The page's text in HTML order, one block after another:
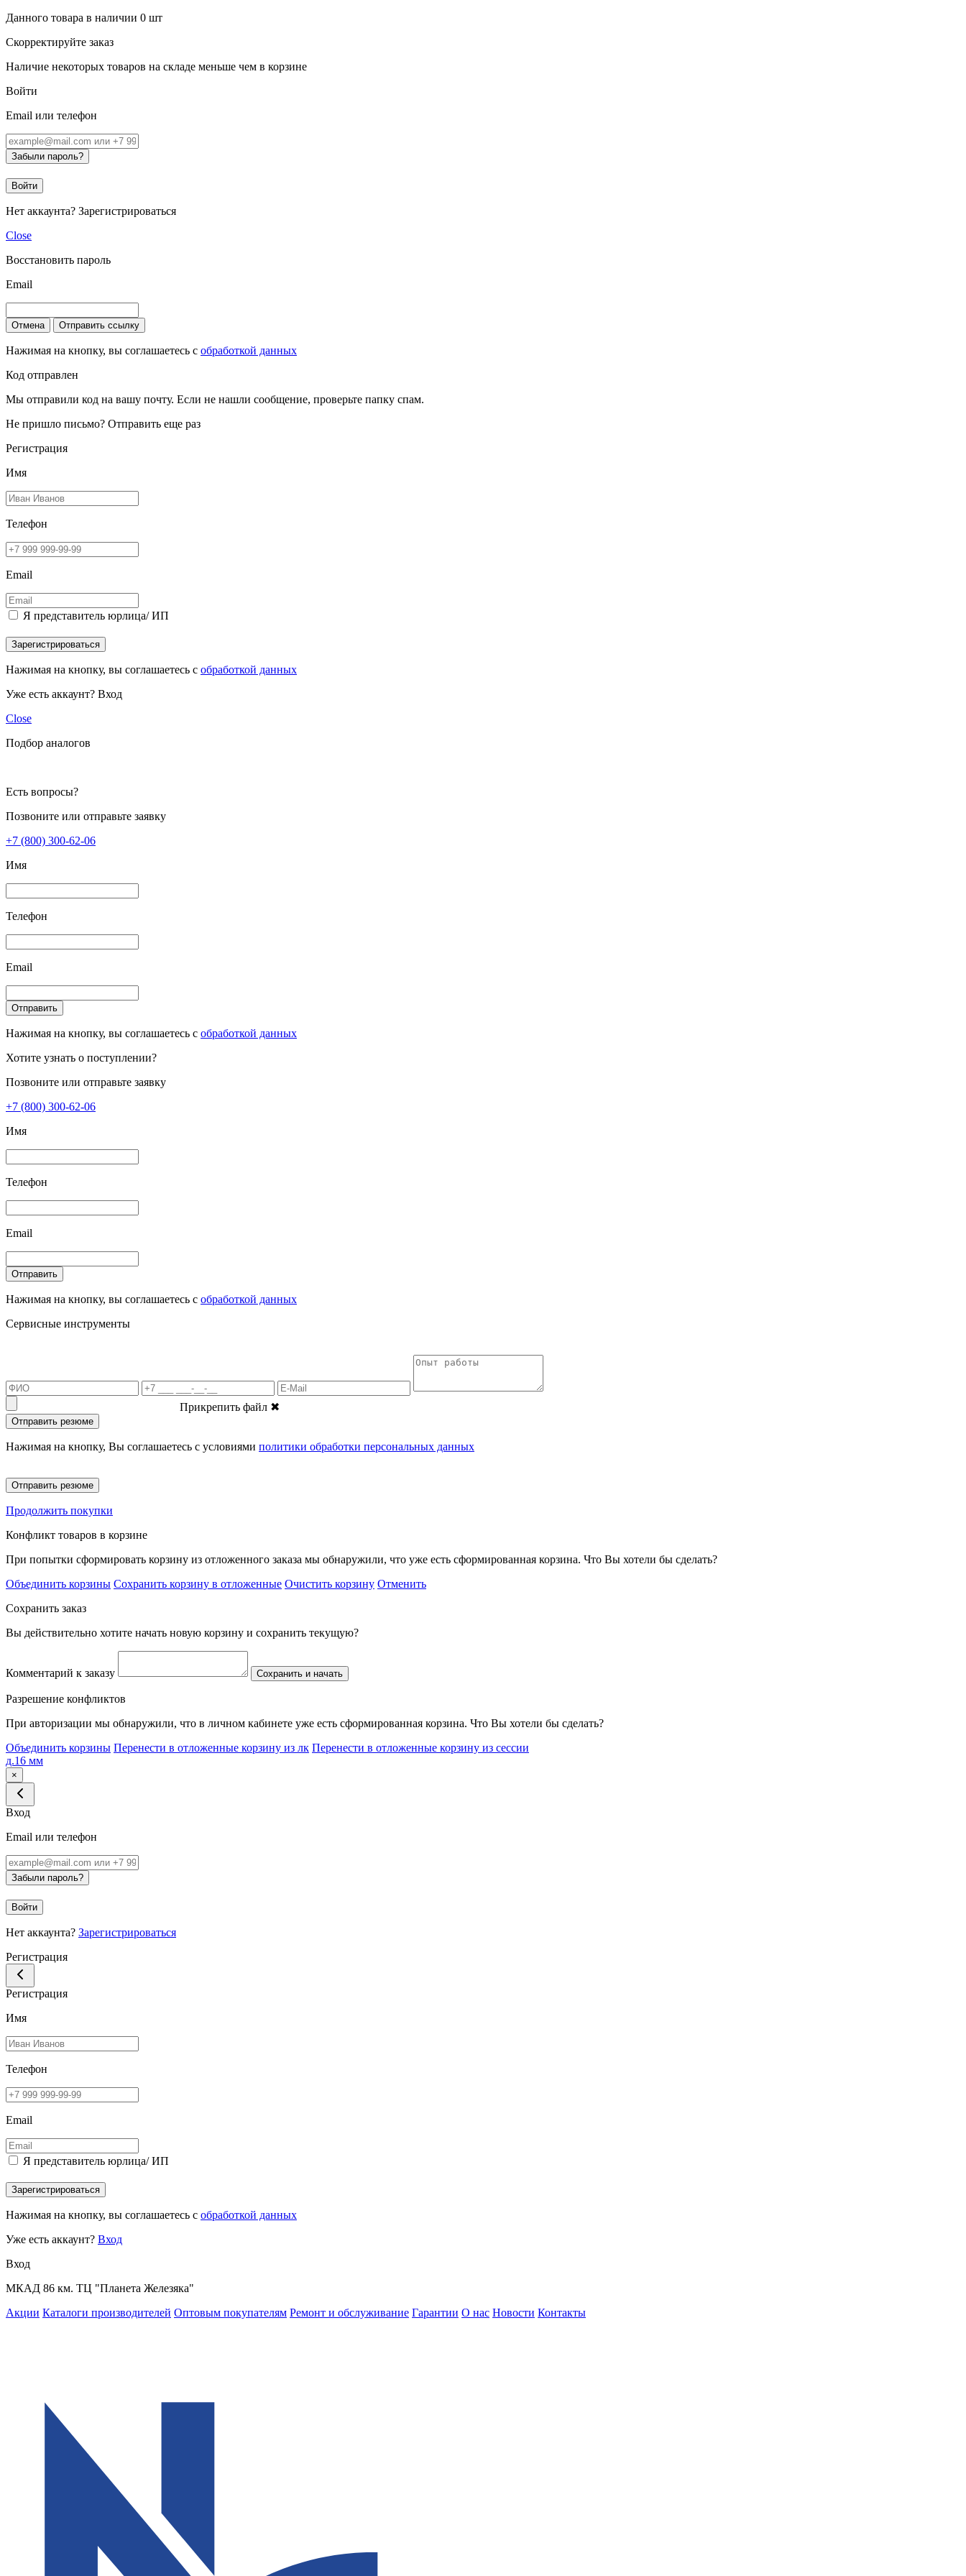
Данного товара в наличии 0 шт
Скорректируйте заказ
Наличие некоторых товаров на складе меньше чем в корзине
Войти
Email или телефон
Забыли пароль?
Войти
Нет аккаунта? Зарегистрироваться
Close
Восстановить пароль
Email
Отмена Отправить ссылку
Нажимая на кнопку, вы соглашаетесь с обработкой данных
Код отправлен
Мы отправили код на вашу почту. Если не нашли сообщение, проверьте папку спам.
Не пришло письмо? Отправить еще раз
Регистрация
Имя
Телефон
Email
Я представитель юрлица/ ИП
Зарегистрироваться
Нажимая на кнопку, вы соглашаетесь с обработкой данных
Уже есть аккаунт? Вход
Close
Подбор аналогов
Есть вопросы?
Позвоните или отправьте заявку
+7 (800) 300-62-06
Имя
Телефон
Email
Отправить
Нажимая на кнопку, вы соглашаетесь с обработкой данных
Хотите узнать о поступлении?
Позвоните или отправьте заявку
+7 (800) 300-62-06
Имя
Телефон
Email
Отправить
Нажимая на кнопку, вы соглашаетесь с обработкой данных
Сервисные инструменты
Прикрепить файл ✖
Отправить резюме
Нажимая на кнопку, Вы соглашаетесь с условиями политики обработки персональных данных
Отправить резюме
Продолжить покупки
Конфликт товаров в корзине
При попытки сформировать корзину из отложенного заказа мы обнаружили, что уже есть сформированная корзина. Что Вы хотели бы сделать?
Объединить корзины Сохранить корзину в отложенные Очистить корзину Отменить
Сохранить заказ
Вы действительно хотите начать новую корзину и сохранить текущую?
Комментарий к заказу Сохранить и начать
Разрешение конфликтов
При авторизации мы обнаружили, что в личном кабинете уже есть сформированная корзина. Что Вы хотели бы сделать?
Объединить корзины Перенести в отложенные корзину из лк Перенести в отложенные корзину из сессии
д.16 мм
×
Вход
Email или телефон
Забыли пароль?
Войти
Нет аккаунта? Зарегистрироваться
Регистрация
Регистрация
Имя
Телефон
Email
Я представитель юрлица/ ИП
Зарегистрироваться
Нажимая на кнопку, вы соглашаетесь с обработкой данных
Уже есть аккаунт? Вход
Вход
МКАД 86 км. ТЦ "Планета Железяка"
Акции Каталоги производителей Оптовым покупателям Ремонт и обслуживание Гарантии О нас Новости Контакты